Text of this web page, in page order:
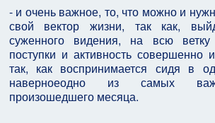
- и очень важное, то, что можно и
свой вектор жизни, так как,
суженного видения, на всю
поступки и активность совершенно
так, как воспринимается сидя в
наверноеодно из самых
произошедшего месяца.